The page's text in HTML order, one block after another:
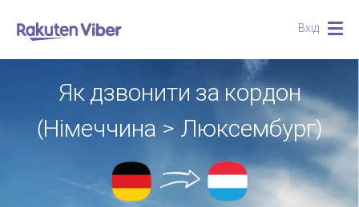
Вхід
Як дзвонити за кордон
(Німеччина > Люксембург)